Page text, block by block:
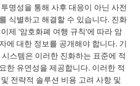
명성을 통해 사후 대응이 아닌 사전
식별하고 해결할 수 있습니다. 진화
제 '암호화폐 여행 규칙'에 따라 암
에 대한 정보를 공개해야 합니다. 기
스템은 이러한 진화하는 표준에 적
한 유연성을 제공합니다. 이러한 적
전략적 솔루션 비용 고려 사항 및